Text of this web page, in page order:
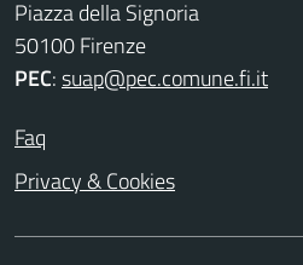
Piazza della Signoria
50100 Firenze
PEC:suap@pec.comune.fi.it
Faq
Privacy & Cookies